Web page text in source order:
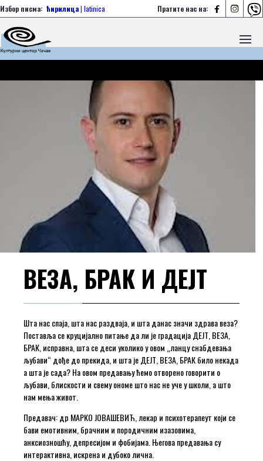
Пратите нас на:   
Избор писма: ћирилица| latinica
ВЕЗА, БРАК И ДЕЈТ
Шта нас спаја, шта нас раздваја, и шта данас значи здрава веза?
Поставља се круцијално питање да ли је градација ДЕЈТ, ВЕЗА,
БРАК, исправна, шта се деси уколико у овом „ланцу снабдевања
љубави“ дође до прекида, и шта је ДЕЈТ, ВЕЗА, БРАК било некада
а шта је сада? На овом предавању ћемо отворено говорити о
љубави, блискости и свему ономе што нас не уче у школи, а што
нам мења живот.
Предавач: др МАРКО ЈОВАШЕВИЋ, лекар и психотерапеут који се
бави емотивним, брачним и породичним изазовима,
анксиозношћу, депресијом и фобијама. Његова предавања су
интерактивна, искрена и дубоко лична.